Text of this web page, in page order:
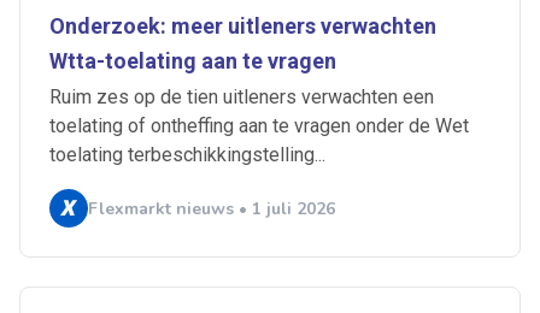
Onderzoek: meer uitleners verwachten
Wtta-toelating aan te vragen
Ruim zes op de tien uitleners verwachten een
toelating of ontheffing aan te vragen onder de Wet
toelating terbeschikkingstelling...
Flexmarkt nieuws • 1 juli 2026
Ontvang vacatures direct in
je mailbox
Alerts ontvangen
Alles Ingezonden ABU
Bureau Cicero